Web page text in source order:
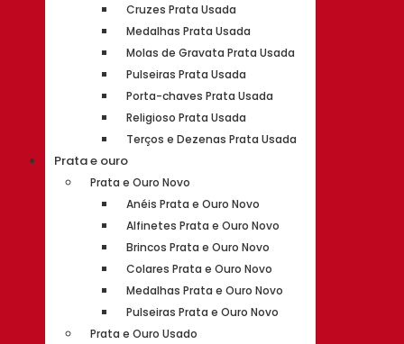
Cruzes Prata Usada
Medalhas Prata Usada
Molas de Gravata Prata Usada
Pulseiras Prata Usada
Porta-chaves Prata Usada
Religioso Prata Usada
Terços e Dezenas Prata Usada
Prata e ouro
Prata e Ouro Novo
Anéis Prata e Ouro Novo
Alfinetes Prata e Ouro Novo
Brincos Prata e Ouro Novo
Colares Prata e Ouro Novo
Medalhas Prata e Ouro Novo
Pulseiras Prata e Ouro Novo
Prata e Ouro Usado